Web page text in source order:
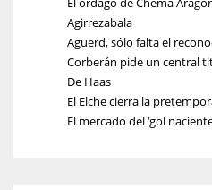
Agirrezabala
Aguerd, sólo falta el
Corberán pide un central
De Haas
El Elche cierra la
El mercado del ‘gol